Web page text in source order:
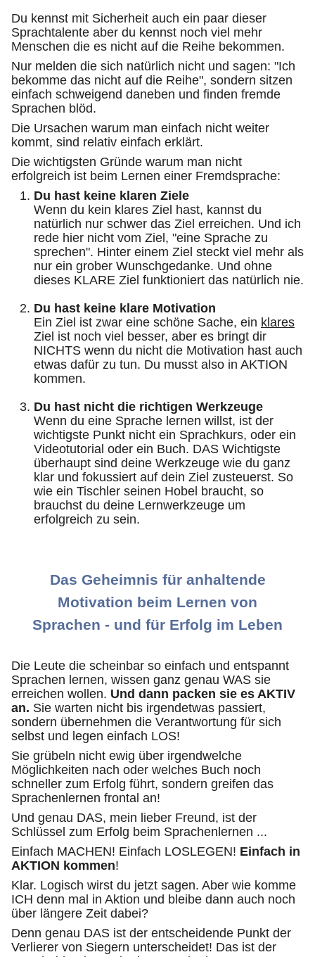
Du kennst mit Sicherheit auch ein paar dieser
Sprachtalente aber du kennst noch viel mehr
Menschen die es nicht auf die Reihe bekommen.
Nur melden die sich natürlich nicht und sagen: "Ich
bekomme das nicht auf die Reihe", sondern sitzen
einfach schweigend daneben und finden fremde
Sprachen blöd.
Die Ursachen warum man einfach nicht weiter
kommt, sind relativ einfach erklärt.
Die wichtigsten Gründe warum man nicht
erfolgreich ist beim Lernen einer Fremdsprache:
Du hast keine klaren Ziele
Wenn du kein klares Ziel hast, kannst du
natürlich nur schwer das Ziel erreichen. Und ich
rede hier nicht vom Ziel, "eine Sprache zu
sprechen". Hinter einem Ziel steckt viel mehr als
nur ein grober Wunschgedanke. Und ohne
dieses KLARE Ziel funktioniert das natürlich nie.
Du hast keine klare Motivation
Ein Ziel ist zwar eine schöne Sache, ein klares
Ziel ist noch viel besser, aber es bringt dir
NICHTS wenn du nicht die Motivation hast auch
etwas dafür zu tun. Du musst also in AKTION
kommen.
Du hast nicht die richtigen Werkzeuge
Wenn du eine Sprache lernen willst, ist der
wichtigste Punkt nicht ein Sprachkurs, oder ein
Videotutorial oder ein Buch. DAS Wichtigste
überhaupt sind deine Werkzeuge wie du ganz
klar und fokussiert auf dein Ziel zusteuerst. So
wie ein Tischler seinen Hobel braucht, so
brauchst du deine Lernwerkzeuge um
erfolgreich zu sein.
Das Geheimnis für anhaltende
Motivation beim Lernen von
Sprachen - und für Erfolg im Leben
Die Leute die scheinbar so einfach und entspannt
Sprachen lernen, wissen ganz genau WAS sie
erreichen wollen. Und dann packen sie es AKTIV
an. Sie warten nicht bis irgendetwas passiert,
sondern übernehmen die Verantwortung für sich
selbst und legen einfach LOS!
Sie grübeln nicht ewig über irgendwelche
Möglichkeiten nach oder welches Buch noch
schneller zum Erfolg führt, sondern greifen das
Sprachenlernen frontal an!
Und genau DAS, mein lieber Freund, ist der
Schlüssel zum Erfolg beim Sprachenlernen ...
Einfach MACHEN! Einfach LOSLEGEN! Einfach in
AKTION kommen!
Klar. Logisch wirst du jetzt sagen. Aber wie komme
ICH denn mal in Aktion und bleibe dann auch noch
über längere Zeit dabei?
Denn genau DAS ist der entscheidende Punkt der
Verlierer von Siegern unterscheidet! Das ist der